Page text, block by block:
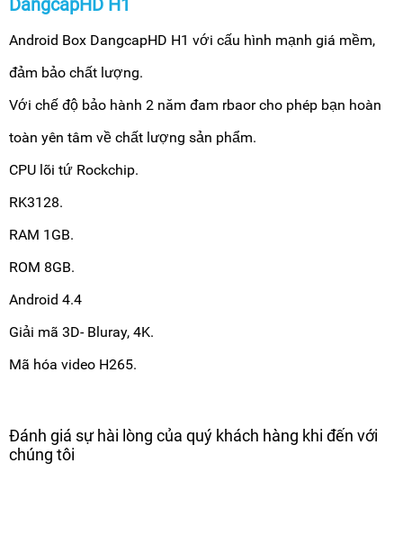
DangcapHD H1
Android Box DangcapHD H1 với cấu hình mạnh giá mềm,
đảm bảo chất lượng.
Với chế độ bảo hành 2 năm đam rbaor cho phép bạn hoàn
toàn yên tâm về chất lượng sản phẩm.
CPU lõi tứ Rockchip.
RK3128.
RAM 1GB.
ROM 8GB.
Android 4.4
Giải mã 3D- Bluray, 4K.
Mã hóa video H265.
Đánh giá sự hài lòng của quý khách hàng khi đến với
chúng tôi